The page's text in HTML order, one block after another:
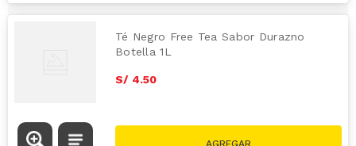
Té Negro Free Tea Sabor Durazno
Botella 1L
S/ 4.50